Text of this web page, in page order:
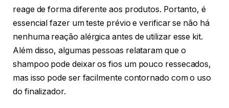
reage de forma diferente aos produtos. Portanto, é
essencial fazer um teste prévio e verificar se não há
nenhuma reação alérgica antes de utilizar esse kit.
Além disso, algumas pessoas relataram que o
shampoo pode deixar os fios um pouco ressecados,
mas isso pode ser facilmente contornado com o uso
do finalizador.